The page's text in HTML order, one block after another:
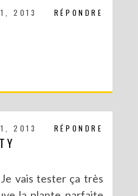
RÉPONDRE
1, 2013
RÉPONDRE
1, 2013
vais tester ça très